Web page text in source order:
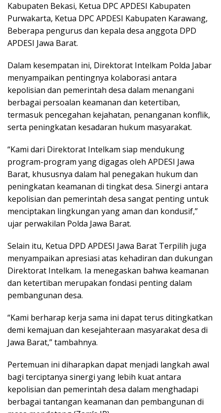
Kabupaten Bekasi, Ketua DPC APDESI Kabupaten
Purwakarta, Ketua DPC APDESI Kabupaten Karawang,
Beberapa pengurus dan kepala desa anggota DPD
APDESI Jawa Barat.
Dalam kesempatan ini, Direktorat Intelkam Polda Jabar
menyampaikan pentingnya kolaborasi antara
kepolisian dan pemerintah desa dalam menangani
berbagai persoalan keamanan dan ketertiban,
termasuk pencegahan kejahatan, penanganan konflik,
serta peningkatan kesadaran hukum masyarakat.
“Kami dari Direktorat Intelkam siap mendukung
program-program yang digagas oleh APDESI Jawa
Barat, khususnya dalam hal penegakan hukum dan
peningkatan keamanan di tingkat desa. Sinergi antara
kepolisian dan pemerintah desa sangat penting untuk
menciptakan lingkungan yang aman dan kondusif,”
ujar perwakilan Polda Jawa Barat.
Selain itu, Ketua DPD APDESI Jawa Barat Terpilih juga
menyampaikan apresiasi atas kehadiran dan dukungan
Direktorat Intelkam. Ia menegaskan bahwa keamanan
dan ketertiban merupakan fondasi penting dalam
pembangunan desa.
“Kami berharap kerja sama ini dapat terus ditingkatkan
demi kemajuan dan kesejahteraan masyarakat desa di
Jawa Barat,” tambahnya.
Pertemuan ini diharapkan dapat menjadi langkah awal
bagi terciptanya sinergi yang lebih kuat antara
kepolisian dan pemerintah desa dalam menghadapi
berbagai tantangan keamanan dan pembangunan di